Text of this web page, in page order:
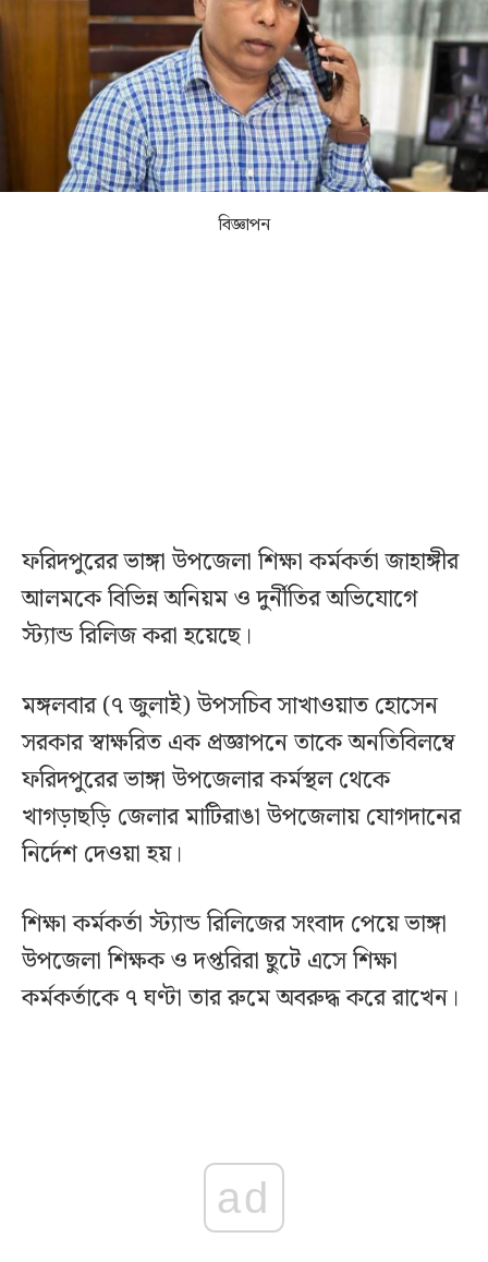
কনভার্টার
বিজ্ঞাপন
ফরিদপুরের ভাঙ্গা উপজেলা শিক্ষা কর্মকর্তা জাহাঙ্গীর
আলমকে বিভিন্ন অনিয়ম ও দুর্নীতির অভিযোগে
স্ট্যান্ড রিলিজ করা হয়েছে।
মঙ্গলবার (৭ জুলাই) উপসচিব সাখাওয়াত হোসেন
সরকার স্বাক্ষরিত এক প্রজ্ঞাপনে তাকে অনতিবিলম্বে
ফরিদপুরের ভাঙ্গা উপজেলার কর্মস্থল থেকে
খাগড়াছড়ি জেলার মাটিরাঙা উপজেলায় যোগদানের
নির্দেশ দেওয়া হয়।
শিক্ষা কর্মকর্তা স্ট্যান্ড রিলিজের সংবাদ পেয়ে ভাঙ্গা
উপজেলা শিক্ষক ও দপ্তরিরা ছুটে এসে শিক্ষা
কর্মকর্তাকে ৭ ঘণ্টা তার রুমে অবরুদ্ধ করে রাখেন।
ad